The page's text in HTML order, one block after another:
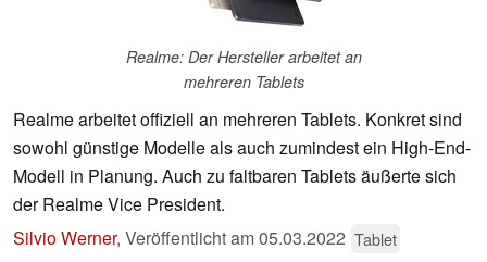
Realme: Der Hersteller arbeitet an
mehreren Tablets
Realme arbeitet offiziell an mehreren Tablets. Konkret sind
sowohl günstige Modelle als auch zumindest ein High-End-
Modell in Planung. Auch zu faltbaren Tablets äußerte sich
der Realme Vice President.
Silvio Werner, Veröffentlicht am05.03.2022 Tablet